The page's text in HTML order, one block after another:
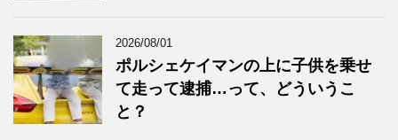
2026/08/01
ポルシェケイマンの上に子供を乗せ
て走って逮捕…って、どういうこ
と？